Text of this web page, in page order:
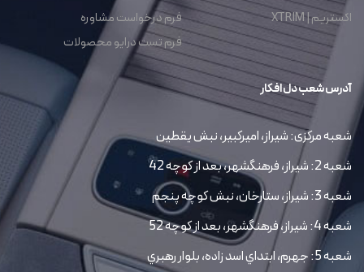
اکستریم | XTRIM
فرم درخواست مشاوره
فرم تست درایو محصولات
آدرس شعب دل افکار
شعبه مرکزی: شیراز، امیرکبیر، نبش یقطین
شعبه 2: شیراز، فرهنگشهر، بعد از کوچه 42
شعبه 3: شیراز، ستارخان، نبش کوچه پنجم
شعبه 4: شیراز، فرهنگشهر، بعد از کوچه 52
شعبه 5: جهرم، ابتداي اسد زاده، بلوار رهبري